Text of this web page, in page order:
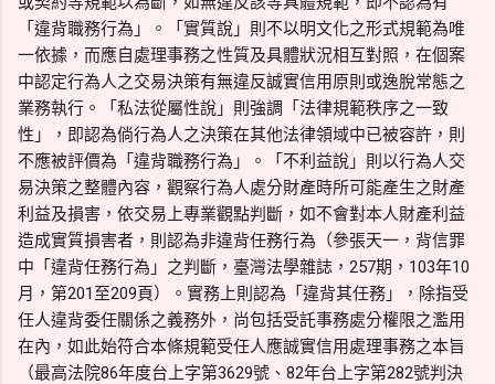
「違背職務行為」。「實質說」則不以明文化之形式規範為唯
一依據，而應自處理事務之性質及具體狀況相互對照，在個案
中認定行為人之交易決策有無違反誠實信用原則或逸脫常態之
業務執行。「私法從屬性說」則強調「法律規範秩序之一致
性」，即認為倘行為人之決策在其他法律領域中已被容許，則
不應被評價為「違背職務行為」。「不利益說」則以行為人交
易決策之整體內容，觀察行為人處分財產時所可能產生之財產
利益及損害，依交易上專業觀點判斷，如不會對本人財產利益
造成實質損害者，則認為非違背任務行為（參張天一，背信罪
中「違背任務行為」之判斷，臺灣法學雜誌，257期，103年10
月，第201至209頁）。實務上則認為「違背其任務」，除指受
任人違背委任關係之義務外，尚包括受託事務處分權限之濫用
在內，如此始符合本條規範受任人應誠實信用處理事務之本旨
（最高法院86年度台上字第3629號、82年台上字第282號判決